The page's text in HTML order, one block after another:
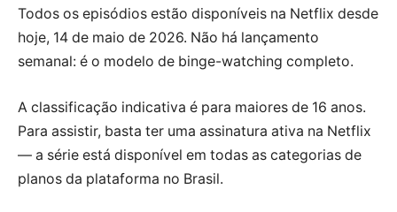
Todos os episódios estão disponíveis na Netflix desde
hoje, 14 de maio de 2026. Não há lançamento
semanal: é o modelo de binge-watching completo.
A classificação indicativa é para maiores de 16 anos.
Para assistir, basta ter uma assinatura ativa na Netflix
— a série está disponível em todas as categorias de
planos da plataforma no Brasil.